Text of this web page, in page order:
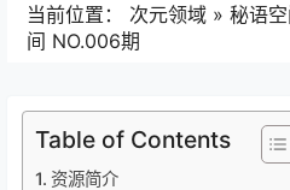
当前位置： 次元领域 » 秘语
间 NO.006期
Table of Contents
资源简介